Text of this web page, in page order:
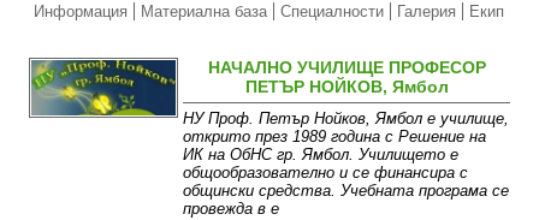
Информация
Материална база Специалности Галерия Екип
НАЧАЛНО УЧИЛИЩЕ ПРОФЕСОР
ПЕТЪР НОЙКОВ, Ямбол
НУ Проф. Петър Нойков, Ямбол е училище,
открито през 1989 година с Решение на
ИК на ОбНС гр. Ямбол. Училището е
общообразователно и се финансира с
общински средства. Учебната програма се
провежда в е